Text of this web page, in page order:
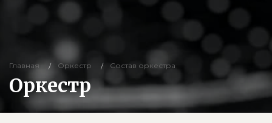
Главная Оркестр Состав оркестра
Оркестр